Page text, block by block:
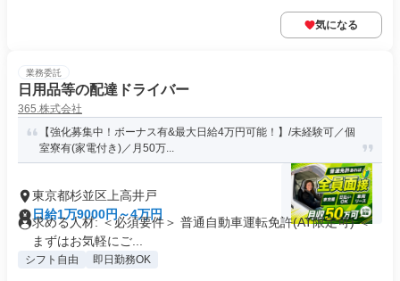
気になる
業務委託
日用品等の配達ドライバー
365.株式会社
【強化募集中！ボーナス有&最大日給4万円可能！】/未経験可／個
室寮有(家電付き)／月50万...
東京都杉並区上高井戸
日給1万9000円～4万円
求める人材: ＜必須要件＞ 普通自動車運転免許(AT限定可) ＜
まずはお気軽にご...
シフト自由 即日勤務OK